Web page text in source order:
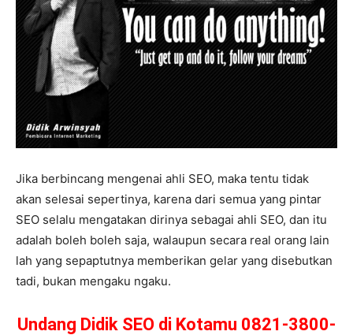
Jika berbincang mengenai ahli SEO, maka tentu tidak
akan selesai sepertinya, karena dari semua yang pintar
SEO selalu mengatakan dirinya sebagai ahli SEO, dan itu
adalah boleh boleh saja, walaupun secara real orang lain
lah yang sepaptutnya memberikan gelar yang disebutkan
tadi, bukan mengaku ngaku.
Undang Didik SEO di Kotamu 0821-3800-